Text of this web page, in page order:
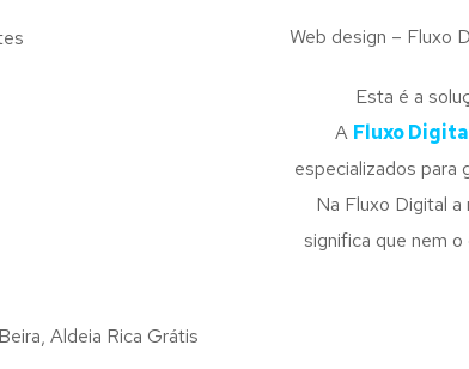
Web design – Fluxo
Esta é a
A Fluxo
especializados para
Na Fluxo Digital a
significa que nem
Aldeia Rica Grátis